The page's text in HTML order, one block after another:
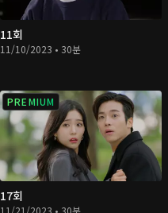
11회
11/10/2023 • 30분
PREMIUM
17회